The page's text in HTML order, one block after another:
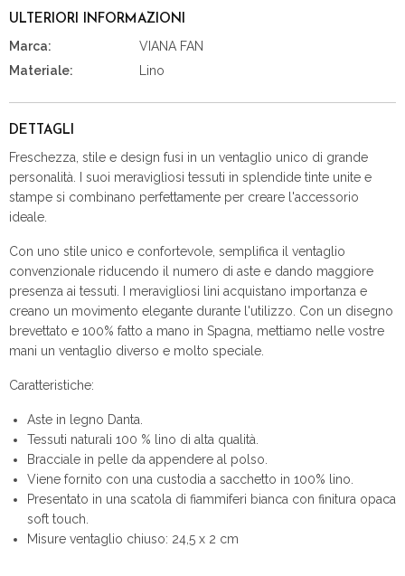
ULTERIORI INFORMAZIONI
Marca:
VIANA FAN
Materiale:
Lino
DETTAGLI
Freschezza, stile e design fusi in un ventaglio unico di grande
personalità. I suoi meravigliosi tessuti in splendide tinte unite e
stampe si combinano perfettamente per creare l'accessorio
ideale.
Con uno stile unico e confortevole, semplifica il ventaglio
convenzionale riducendo il numero di aste e dando maggiore
presenza ai tessuti. I meravigliosi lini acquistano importanza e
creano un movimento elegante durante l'utilizzo. Con un disegno
brevettato e 100% fatto a mano in Spagna, mettiamo nelle vostre
mani un ventaglio diverso e molto speciale.
Caratteristiche:
Aste in legno Danta.
Tessuti naturali 100 % lino di alta qualità.
Bracciale in pelle da appendere al polso.
Viene fornito con una custodia a sacchetto in 100% lino.
Presentato in una scatola di fiammiferi bianca con finitura opaca
soft touch.
Misure ventaglio chiuso: 24,5 x 2 cm